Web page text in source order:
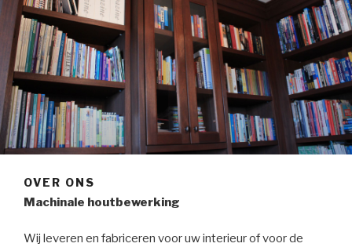
OVER ONS
Machinale houtbewerking
Wij leveren en fabriceren voor uw interieur of voor de